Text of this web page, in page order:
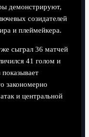
демонстрируют,
созидателей
и плеймейкера.
сыграл 36 матчей
41 голом и
закономерно
и центральной